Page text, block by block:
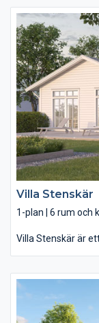
Här kliver du
vardagsrummet
kliver du snabbt
middagar och
sovrum och ett
smarta
mesta, med bland
Villa Stenskär
1-plan | 6 rum och
Villa Stenskär är
Stenskär. Här
underbart luftiga
modernt kök med
sedan fortsätter